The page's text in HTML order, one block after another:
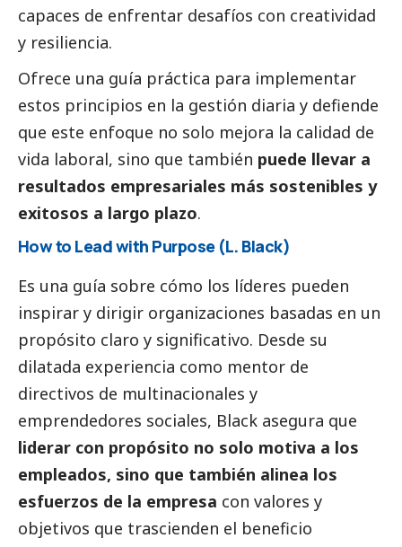
capaces de enfrentar desafíos con creatividad
y resiliencia.
Ofrece una guía práctica para implementar
estos principios en la gestión diaria y defiende
que este enfoque no solo mejora la calidad de
vida laboral, sino que también puede llevar a
resultados empresariales más sostenibles y
exitosos a largo plazo.
How to Lead with Purpose (L. Black)
Es una guía sobre cómo los líderes pueden
inspirar y dirigir organizaciones basadas en un
propósito claro y significativo. Desde su
dilatada experiencia como mentor de
directivos de multinacionales y
emprendedores sociales, Black asegura que
liderar con propósito no solo motiva a los
empleados, sino que también alinea los
esfuerzos de la empresa con valores y
objetivos que trascienden el beneficio